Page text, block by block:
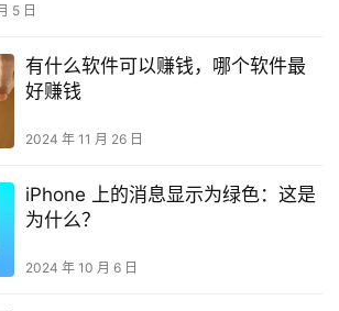
5 日
有什么软件可以赚钱，哪个软件最
好赚钱
2024 年 11 月 26 日
iPhone 上的消息显示为绿色：这是
为什么？
2024 年 10 月 6 日